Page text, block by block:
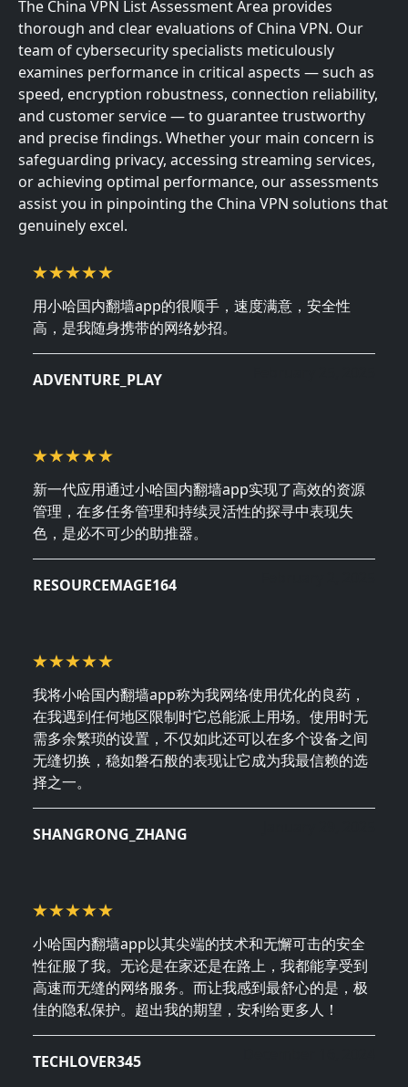
The China VPN List Assessment Area provides
thorough and clear evaluations of China VPN. Our
team of cybersecurity specialists meticulously
examines performance in critical aspects — such as
speed, encryption robustness, connection reliability,
and customer service — to guarantee trustworthy
and precise findings. Whether your main concern is
safeguarding privacy, accessing streaming services,
or achieving optimal performance, our assessments
assist you in pinpointing the China VPN solutions that
genuinely excel.
用小哈国内翻墙app的很顺手，速度满意，安全性
高，是我随身携带的网络妙招。
ADVENTURE_PLAY
新一代应用通过小哈国内翻墙app实现了高效的资源
管理，在多任务管理和持续灵活性的探寻中表现失
色，是必不可少的助推器。
RESOURCEMAGE164
我将小哈国内翻墙app称为我网络使用优化的良药，
在我遇到任何地区限制时它总能派上用场。使用时无
需多余繁琐的设置，不仅如此还可以在多个设备之间
无缝切换，稳如磐石般的表现让它成为我最信赖的选
择之一。
SHANGRONG_ZHANG
小哈国内翻墙app以其尖端的技术和无懈可击的安全
性征服了我。无论是在家还是在路上，我都能享受到
高速而无缝的网络服务。而让我感到最舒心的是，极
佳的隐私保护。超出我的期望，安利给更多人！
TECHLOVER345